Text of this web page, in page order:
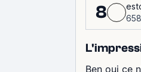
8
Ben oui ce